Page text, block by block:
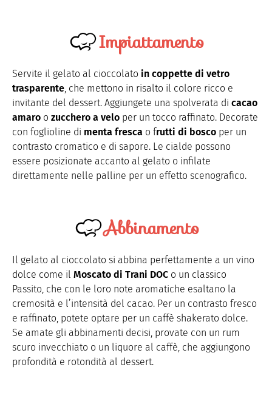
Impiattamento
Servite il gelato al cioccolato in coppette di vetro
trasparente, che mettono in risalto il colore ricco e
invitante del dessert. Aggiungete una spolverata di cacao
amaro o zucchero a velo per un tocco raffinato. Decorate
con foglioline di menta fresca o frutti di bosco per un
contrasto cromatico e di sapore. Le cialde possono
essere posizionate accanto al gelato o infilate
direttamente nelle palline per un effetto scenografico.
Abbinamento
Il gelato al cioccolato si abbina perfettamente a un vino
dolce come il Moscato di Trani DOC o un classico
Passito, che con le loro note aromatiche esaltano la
cremosità e l’intensità del cacao. Per un contrasto fresco
e raffinato, potete optare per un caffè shakerato dolce.
Se amate gli abbinamenti decisi, provate con un rum
scuro invecchiato o un liquore al caffè, che aggiungono
profondità e rotondità al dessert.